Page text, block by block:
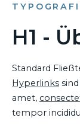
H1 -
Standard
Hyperlinks sind
amet,
tempor